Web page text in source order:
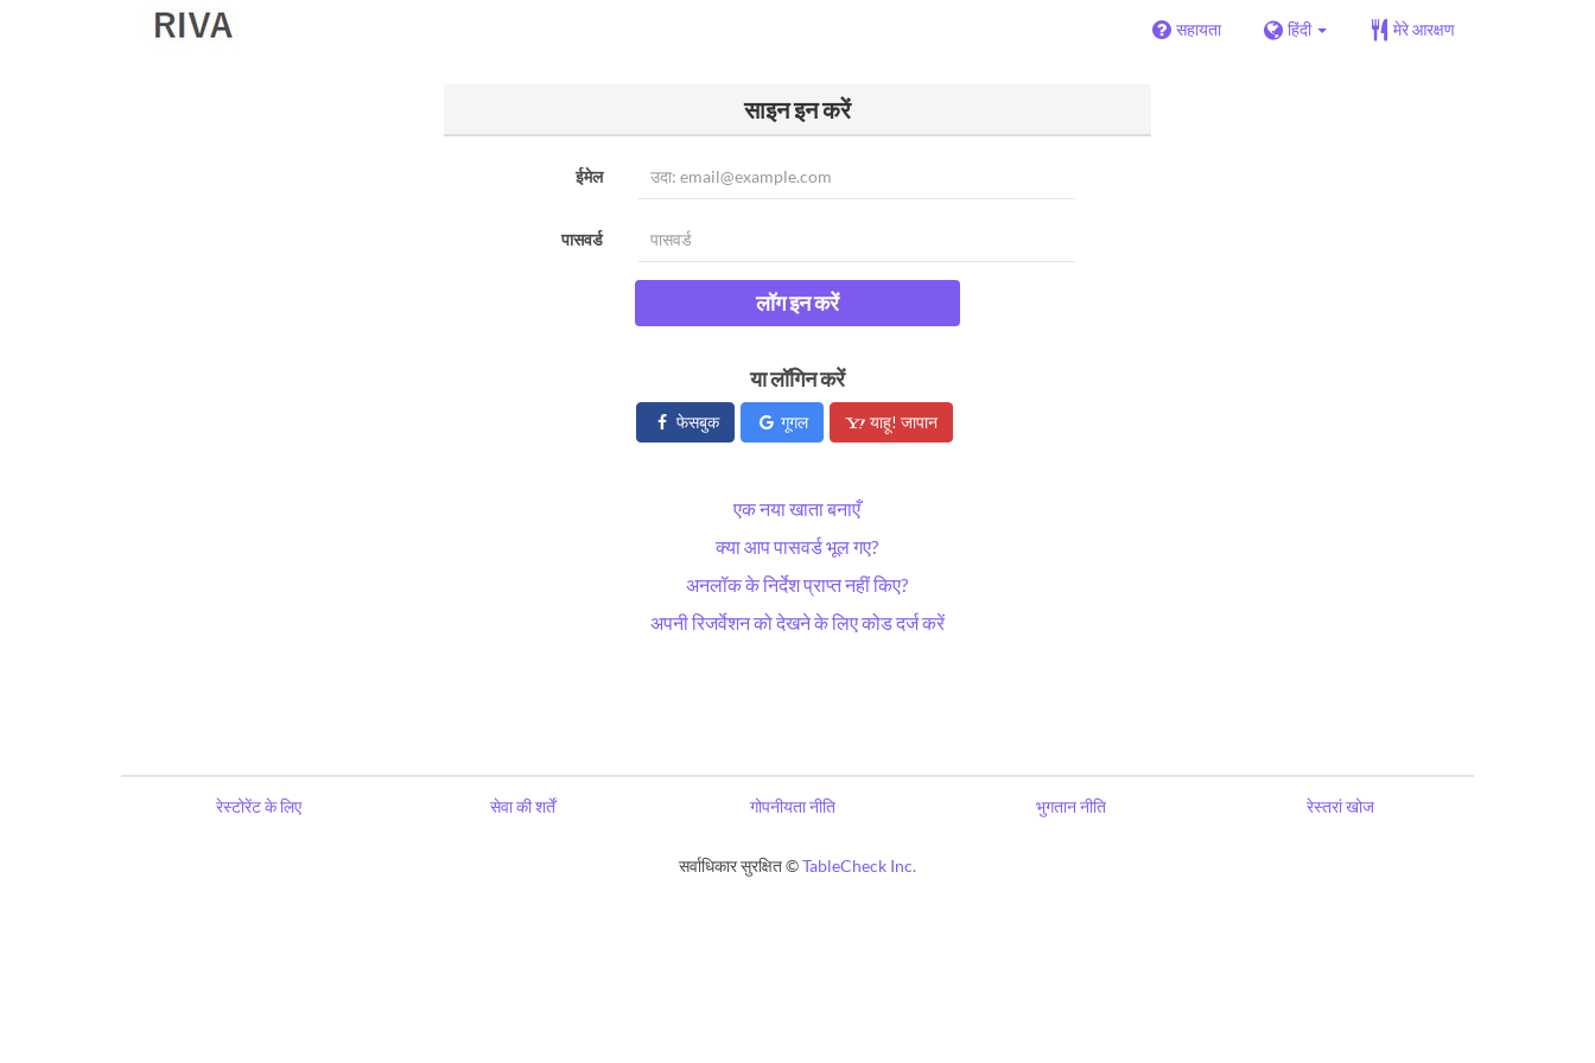
सहायता हिंदी मेरे आरक्षण
साइन इन करें
ईमेल
पासवर्ड
लॉग इन करें
या लॉगिन करें
फेसबुक गूगल याहू! जापान
एक नया खाता बनाएँ
क्या आप पासवर्ड भूल गए?
अनलॉक के निर्देश प्राप्त नहीं किए?
अपनी रिजर्वेशन को देखने के लिए कोड दर्ज करें
रेस्टोरेंट के लिए सेवा की शर्तें गोपनीयता नीति भुगतान नीति रेस्तरां खोज
सर्वाधिकार सुरक्षित ©TableCheck Inc.